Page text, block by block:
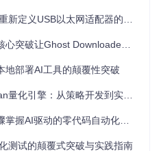
估最优解，使复杂任务成功率
？
USB以太网适配器的三大核心能力
让Ghost Downloader效率提升300%
地部署AI工具的颠覆性突破
：从策略开发到实盘部署的全流程指南
握AI驱动的零代码自动化工具
测试的颠覆式突破与实践指南